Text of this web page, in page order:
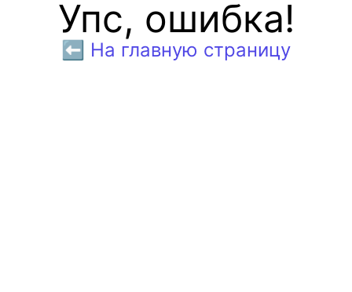
Упс, ошибка!
⬅️ На главную страницу